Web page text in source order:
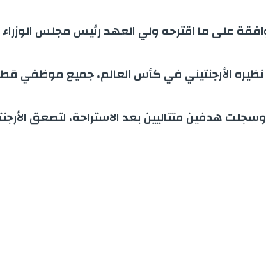
على ما اقترحه ولي العهد رئيس مجلس الوزراء
الأرجنتيني في كأس العالم، جميع موظفي